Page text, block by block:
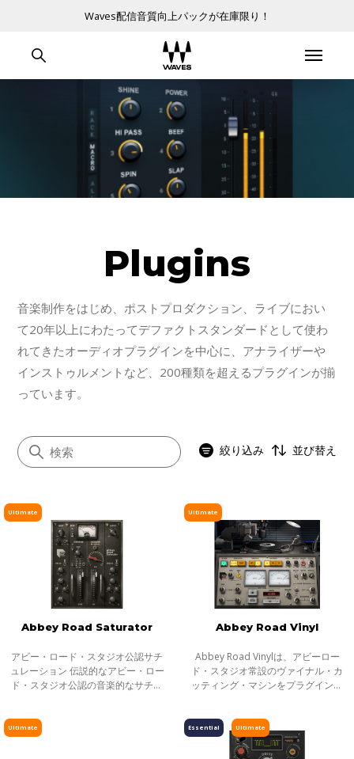
Waves配信音質向上パックが在庫限り！
Plugins
音楽制作をはじめ、ポストプロダクション、ライブにおい
て20年以上にわたってデファクトスタンダードとして使わ
れてきたオーディオプラグインを中心に、アナライザーや
インストゥルメントなど、200種類を超えるプラグインが揃
っています。
すべて
イコライザー
ダイナミクス
ボーカル
マスタリング
サチュレーション／ディストーション
モジュレーション
ピッチ／タイムシフト
絞り込み 並び替え
Ultimate
Abbey Road Saturator
アビー・ロード・スタジオ公認サチ
ュレーション 伝説的なアビー・ロー
ド・スタジオ公認の音楽的なサチュ
の音、僅かな歪みから極端な歪みま
Ultimate
Abbey Road Vinyl
Abbey Road Vinylは、アビーロー
ド・スタジオ常設のヴァイナル・カ
ッティング・マシンをプラグインと
でも愛好家たちの心を捉えて離しま
せん。単
Ultimate Ultimate
Essential